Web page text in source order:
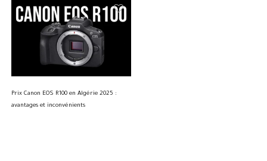
Prix Canon EOS R100 en Algérie 2025 :
avantages et inconvénients